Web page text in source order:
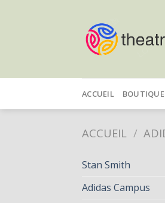
ACCUEIL BOUTIQUE
ACCUEIL /
Stan Smith
Adidas Campus